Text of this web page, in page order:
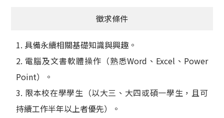
徵求條件
1. 具備永續相關基礎知識與興趣。
2. 電腦及文書軟體操作（熟悉Word、Excel、Power
Point）。
3. 限本校在學學生（以大三、大四或碩一學生，且可
持續工作半年以上者優先）。